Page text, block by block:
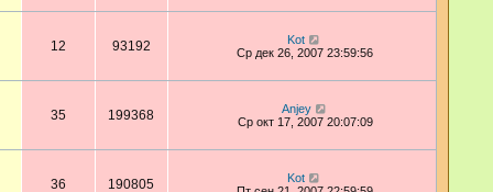
12 93192
Kot
Ср дек 26, 2007 23:59:56
35 199368
Anjey
Ср окт 17, 2007 20:07:09
36 190805
Kot